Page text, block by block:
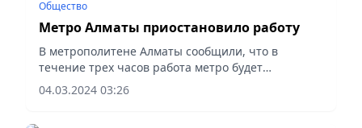
Общество
Метро Алматы приостановило работу
В метрополитене Алматы сообщили, что в
течение трех часов работа метро будет
возобновлена.
04.03.2024 03:26